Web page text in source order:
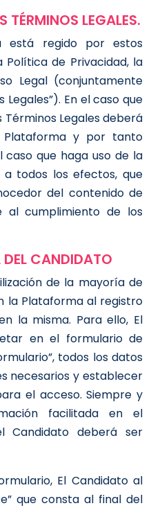
TÉRMINOS LEGALES.
está regido por estos
Política de Privacidad, la
Legal (conjuntamente
Legales”). En el caso que
Legales deberá
y por tanto
caso que haga uso de la
todos los efectos, que
del contenido de
al cumplimiento de los
CANDIDATO
de la mayoría de
la Plataforma al registro
la misma. Para ello, El
en el formulario de
todos los datos
necesarios y establecer
el acceso. Siempre y
facilitada en el
Candidato deberá ser
El Candidato al
que consta al final del